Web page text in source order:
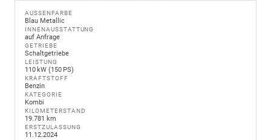
AUSSENFARBE
Blau Metallic
INNENAUSSTATTUNG
auf Anfrage
GETRIEBE
Schaltgetriebe
LEISTUNG
110 kW (150 PS)
KRAFTSTOFF
Benzin
KATEGORIE
Kombi
KILOMETERSTAND
19.781 km
ERSTZULASSUNG
11.12.2024